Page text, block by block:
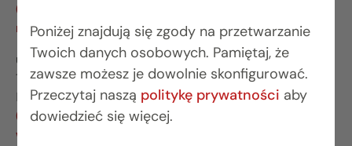
Poniżej znajdują się zgody na przetwarzanie
Twoich danych osobowych. Pamiętaj, że
zawsze możesz je dowolnie skonfigurować.
Przeczytaj naszą politykę prywatności aby
dowiedzieć się więcej.
(85) 749 99 09
mieszkania@rogowskidevelopment.pl
ul. Legionowa 28 lok. 202
15-281 Białystok
BIURO WARSZAWA
(22) 642 03 55
warszawa@rogowskidevelopment.pl